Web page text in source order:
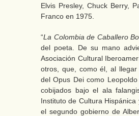
Elvis Presley, Chuck Berry,
Franco en 1975.
“La Colombia de Caballero
del poeta. De su mano
Asociación Cultural
otros, que, como él, al
del Opus Dei como
cobijados bajo el ala
Instituto de Cultura
el segundo gobierno de